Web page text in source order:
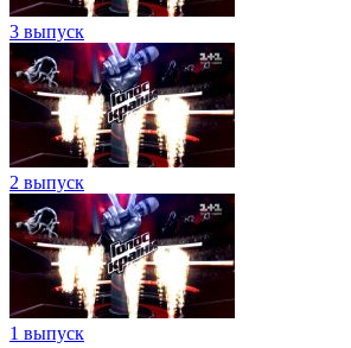
3 выпуск
2 выпуск
1 выпуск